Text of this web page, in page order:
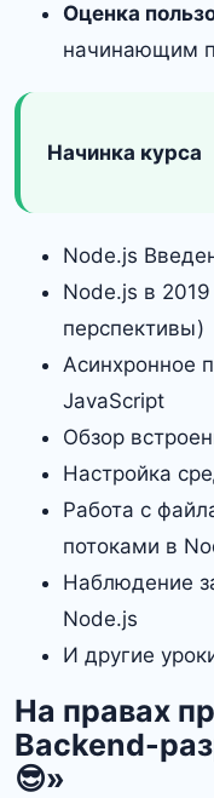
Оценка
начинающим
Начинка курса
Node.js
Node.js в
перспективы)
Асинхронное
JavaScript
Обзор
Настройка
Работа с
потоками в
Наблюдение
Node.js
И другие
На правах
Backend-
😎»